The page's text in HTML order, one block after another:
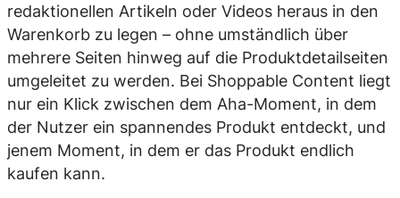
redaktionellen Artikeln oder Videos heraus in den
Warenkorb zu legen – ohne umständlich über
mehrere Seiten hinweg auf die Produktdetailseiten
umgeleitet zu werden. Bei Shoppable Content liegt
nur ein Klick zwischen dem Aha-Moment, in dem
der Nutzer ein spannendes Produkt entdeckt, und
jenem Moment, in dem er das Produkt endlich
kaufen kann.